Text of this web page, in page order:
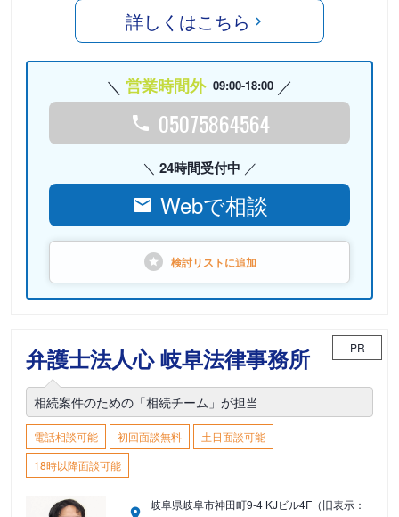
詳しくはこちら
営業時間外 09:00-18:00
05075864564
24時間受付中
Webで相談
検討リストに追加
弁護士法人心 岐阜法律事務所 PR
相続案件のための「相続チーム」が担当
電話相談可能 初回面談無料
土日面談可能
18時以降面談可能
岐阜県岐阜市神田町9-4 KJビル4F（旧表示：